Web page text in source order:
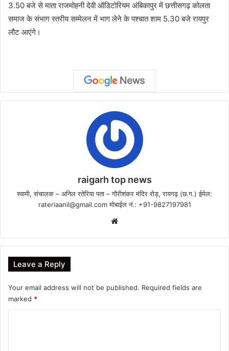
3.50 बजे से माता राजमोहनी देवी ऑडिटोरियम अंबिकापुर में छत्तीसगढ़ कोलता
समाज के संभाग स्तरीय सम्मेलन में भाग लेने के पश्चात शाम 5.30 बजे रायपुर
लौट आएंगे।
raigarh top news
स्वामी, संचालक – अनिल रतेरिया पता – गौरीशंकर मंदिर रोड़, रायगढ़ (छ.ग.) ईमेल:
rateriaanil@gmail.comमोबाईल नं.: +91-9827197981
Leave a Reply
Your email address will not be published. Required fields are
marked *